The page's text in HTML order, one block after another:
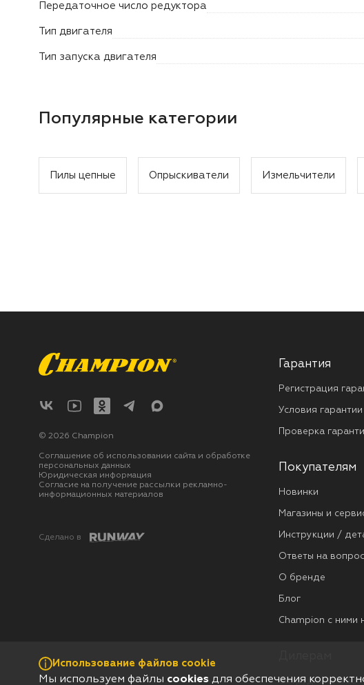
Передаточное число редуктора
Тип двигателя
Тип запуска двигателя
Популярные категории
Пилы цепные Опрыскиватели Измельчители
© 2026 Champion
Соглашение об использовании сайта и обработке
персональных данных
Юридическая информация
Согласие на получение рассылки рекламно-
информационных материалов
Сделано в
Гарантия
Регистрация
Условия гарантии
Проверка
Покупателям
Новинки
Магазины и
Инструкции /
Ответы на
О бренде
Блог
Champion с ними
Сотрудничество
Использование файлов cookie
Мы используем файлы cookies для обеспечения